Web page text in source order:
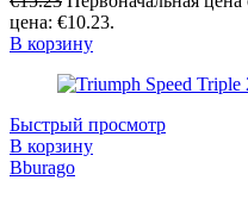
цена: €10.23.
В корзину
Быстрый просмотр
В корзину
Bburago